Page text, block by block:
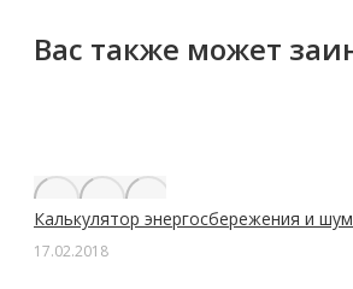
Вас также может
Калькулятор энергосбережения и
17.02.2018